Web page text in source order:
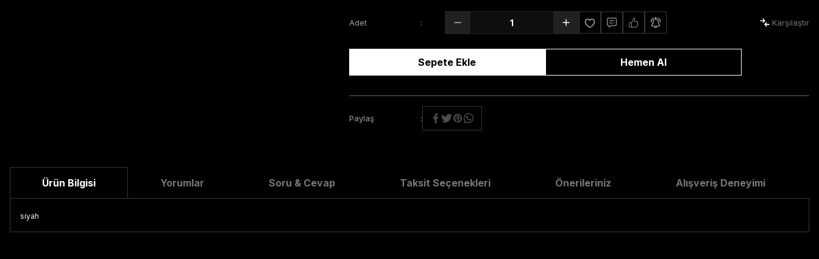
Adet Karşılaştır
Sepete Ekle Hemen Al
Paylaş
Ürün Bilgisi Yorumlar Soru & Cevap Taksit Seçenekleri Önerileriniz Alışveriş Deneyimi
siyah